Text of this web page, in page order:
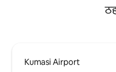
Kumasi Airport